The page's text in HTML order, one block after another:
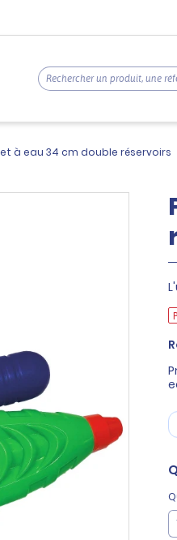
à eau 34 cm double réservoirs